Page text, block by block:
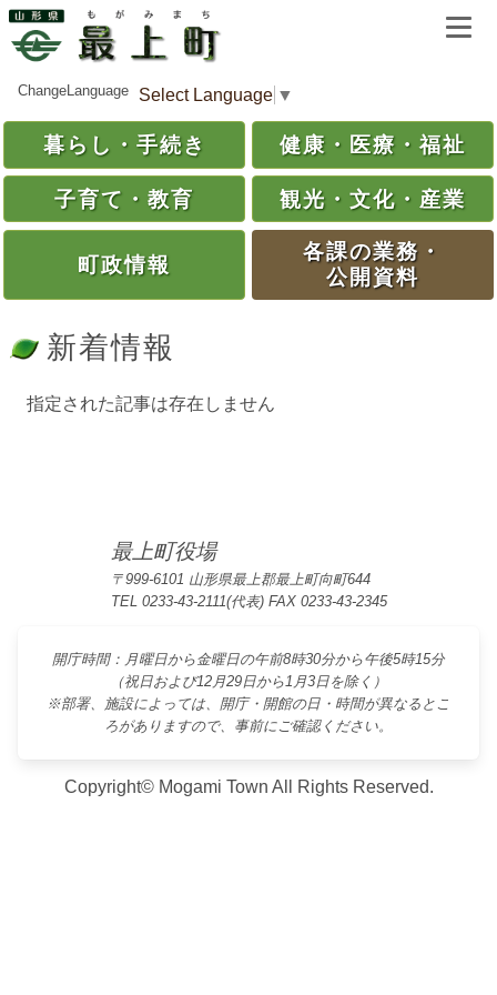
ChangeLanguage Select Language ▼
暮らし・ 手続き 健康・ 医療・福祉
子育て・ 教育 観光・ 文化・ 産業
町政情報
各課の業務・
公開資料
新着情報
指定された記事は存在しません
最上町役場
〒999-6101 山形県最上郡最上町向町644
TEL 0233-43-2111(代表) FAX 0233-43-2345
開庁時間：月曜日から金曜日の午前8時30分から午後5時15分
（祝日および12月29日から1月3日を除く）
※部署、施設によっては、開庁・開館の日・時間が異なるとこ
ろがありますので、事前にご確認ください。
Copyright© Mogami Town All Rights Reserved.